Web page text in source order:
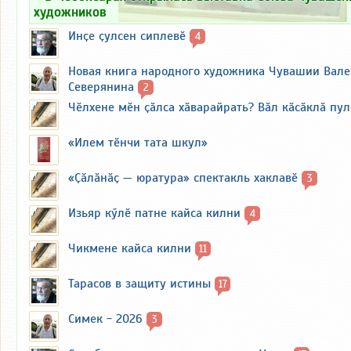
художников
Инҫе ҫулсен сиплевӗ 4
Новая книга народного художника Чувашии
Северянина
2
Чӗлхене мӗн ҫӑлса хӑварайрать? Вӑл кӑсӑклӑ
«Илем тӗнчи тата шкул»
«Ҫӑлӑнӑҫ — юратура» спектакль хаклавӗ 3
Изьяр кӳлӗ патне кайса килни 4
Чикмене кайса килни 11
Тарасов в защиту истины 17
Симек - 2026 3